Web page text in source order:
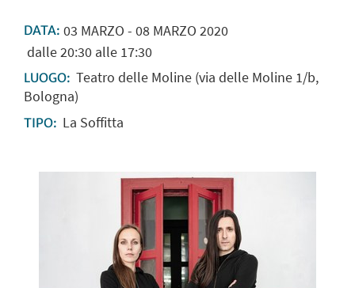
DATA: 03 MARZO - 08 MARZO2020
dalle 20:30 alle 17:30
LUOGO: Teatro delle Moline (via delle Moline 1/b,
Bologna)
TIPO: La Soffitta